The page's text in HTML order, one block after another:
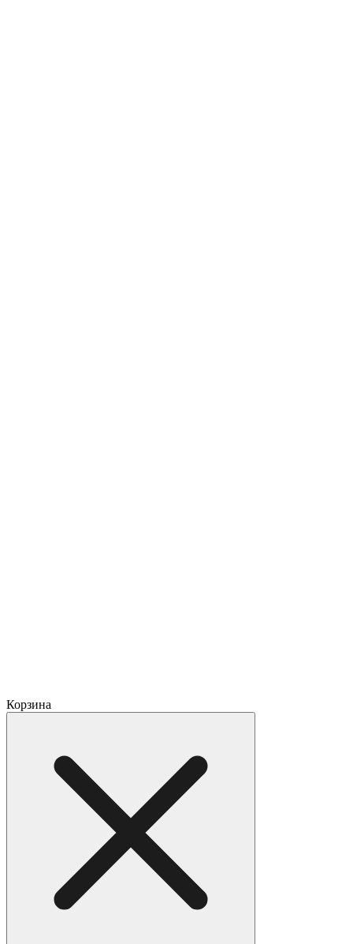
Корзина